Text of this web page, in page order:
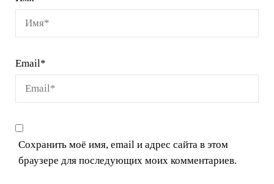
Email*
Сохранить моё имя, email и адрес сайта в этом
браузере для последующих моих комментариев.